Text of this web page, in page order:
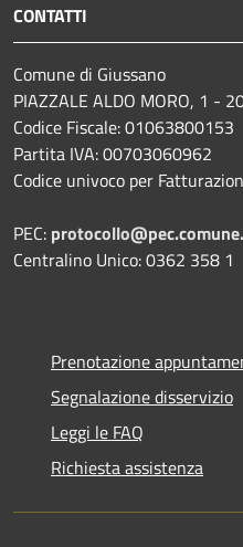
CONTATTI
Comune di Giussano
PIAZZALE ALDO MORO, 1 -
Codice Fiscale: 01063800153
Partita IVA: 00703060962
Codice univoco per
PEC:
Centralino Unico: 0362 358 1
Prenotazione
Segnalazione disservizio
Leggi le FAQ
Richiesta assistenza